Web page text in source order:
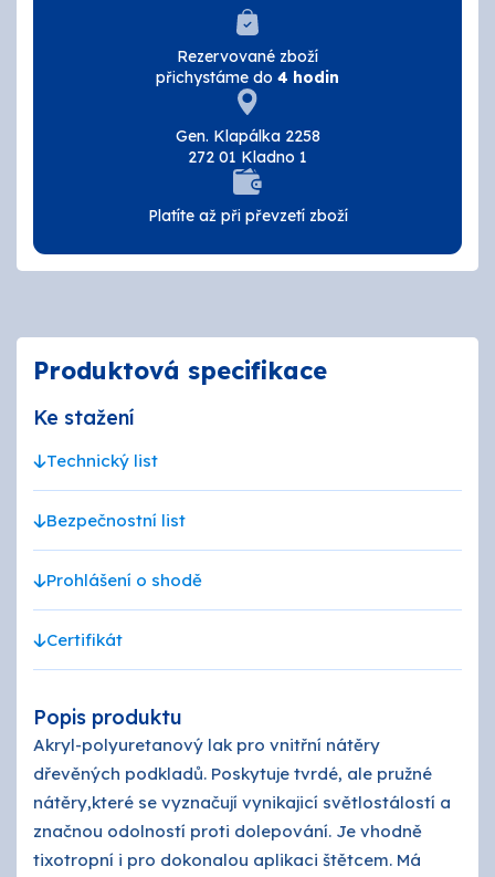
Rezervované zboží
přichystáme do 4 hodin
Gen. Klapálka 2258
272 01 Kladno 1
Platíte až při převzetí zboží
Produktová specifikace
Ke stažení
Technický list
Bezpečnostní list
Prohlášení o shodě
Certifikát
Popis produktu
Akryl-polyuretanový lak pro vnitřní nátěry
dřevěných podkladů. Poskytuje tvrdé, ale pružné
nátěry,které se vyznačují vynikajicí světlostálostí a
značnou odolností proti dolepování. Je vhodně
tixotropní i pro dokonalou aplikaci štětcem. Má